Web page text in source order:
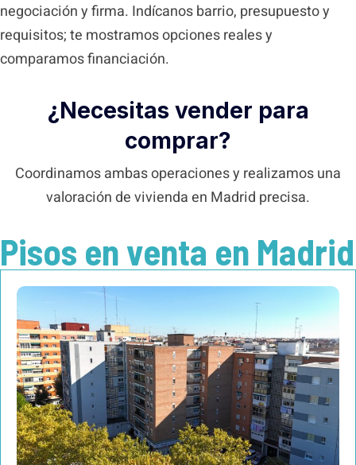
negociación y firma. Indícanos barrio, presupuesto y
requisitos; te mostramos opciones reales y
comparamos financiación.
¿Necesitas vender para
comprar?
Coordinamos ambas operaciones y realizamos una
valoración de vivienda en Madrid precisa.
Pisos en venta en Madrid